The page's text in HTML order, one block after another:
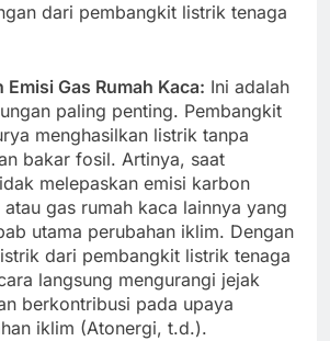
dari pembangkit listrik tenaga
Emisi Gas Rumah Kaca: Ini adalah
paling penting. Pembangkit
menghasilkan listrik tanpa
bakar fosil. Artinya, saat
melepaskan emisi karbon
gas rumah kaca lainnya yang
utama perubahan iklim. Dengan
dari pembangkit listrik tenaga
langsung mengurangi jejak
berkontribusi pada upaya
iklim (Atonergi, t.d.).